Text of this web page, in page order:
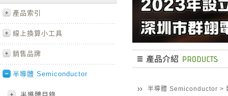
產品索引
線上換算小工具
銷售品牌
半導體 Semiconductor
半導體 Semiconductor >